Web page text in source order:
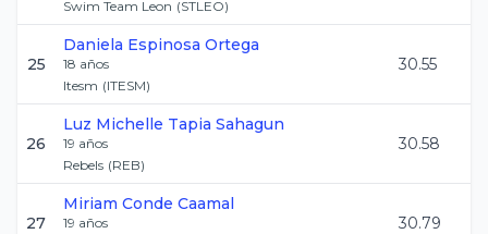
Swim Team Leon (STLEO)
25
Daniela Espinosa Ortega
18 años
Itesm (ITESM)
30.55
26
Luz Michelle Tapia Sahagun
19 años
Rebels (REB)
30.58
27
Miriam Conde Caamal
19 años
30.79